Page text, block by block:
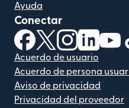
Ayuda
Conectar
(se abre en una
(se abre en una
(se abre en
(se
Acuerdo de usuario
Acuerdo de persona
Aviso de privacidad
Privacidad del proveedor